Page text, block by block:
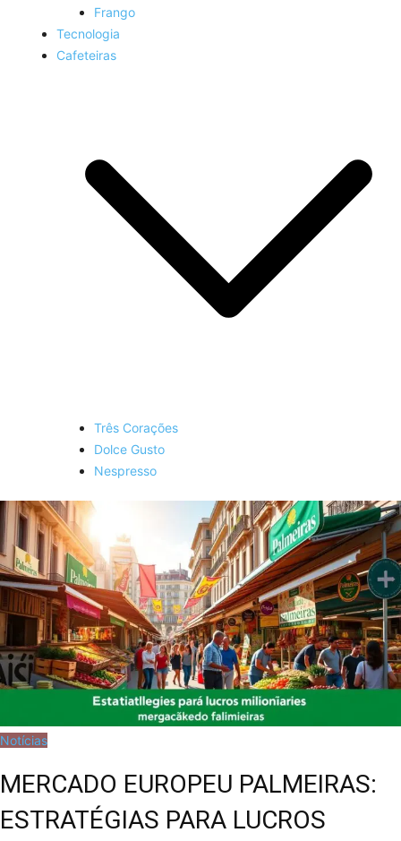
Frango
Tecnologia
Cafeteiras
Três Corações
Dolce Gusto
Nespresso
Notícias
MERCADO EUROPEU PALMEIRAS:
ESTRATÉGIAS PARA LUCROS